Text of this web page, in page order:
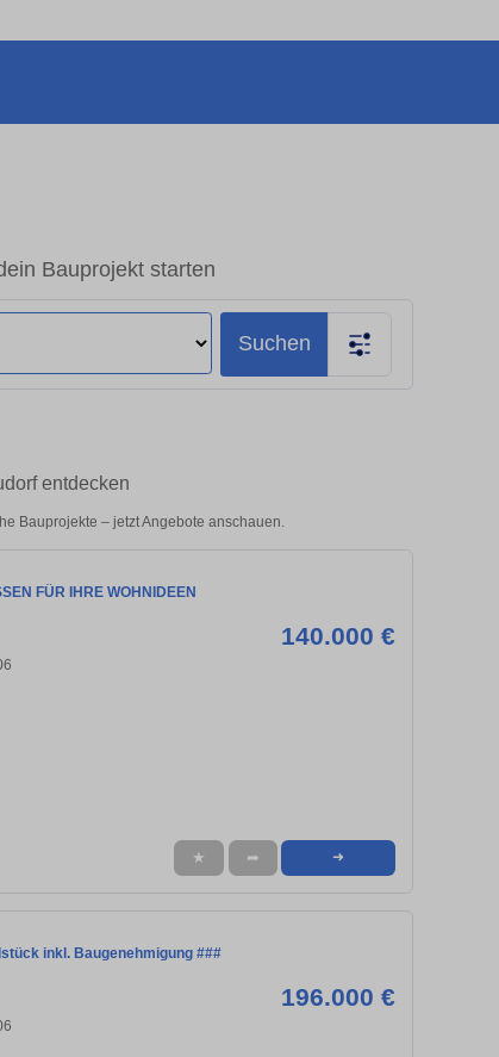
Bauprojekt starten
Suchen
entdecken
Bauprojekte – jetzt Angebote anschauen.
FÜR IHRE WOHNIDEEN
140.000 €
★ ➦ ➜
inkl. Baugenehmigung ###
196.000 €